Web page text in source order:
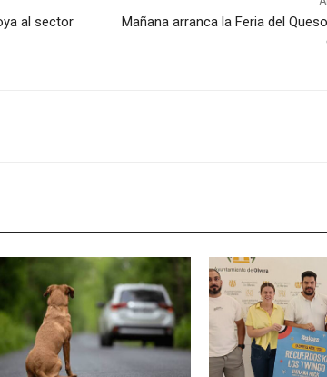
al sector
Mañana arranca la Feria del